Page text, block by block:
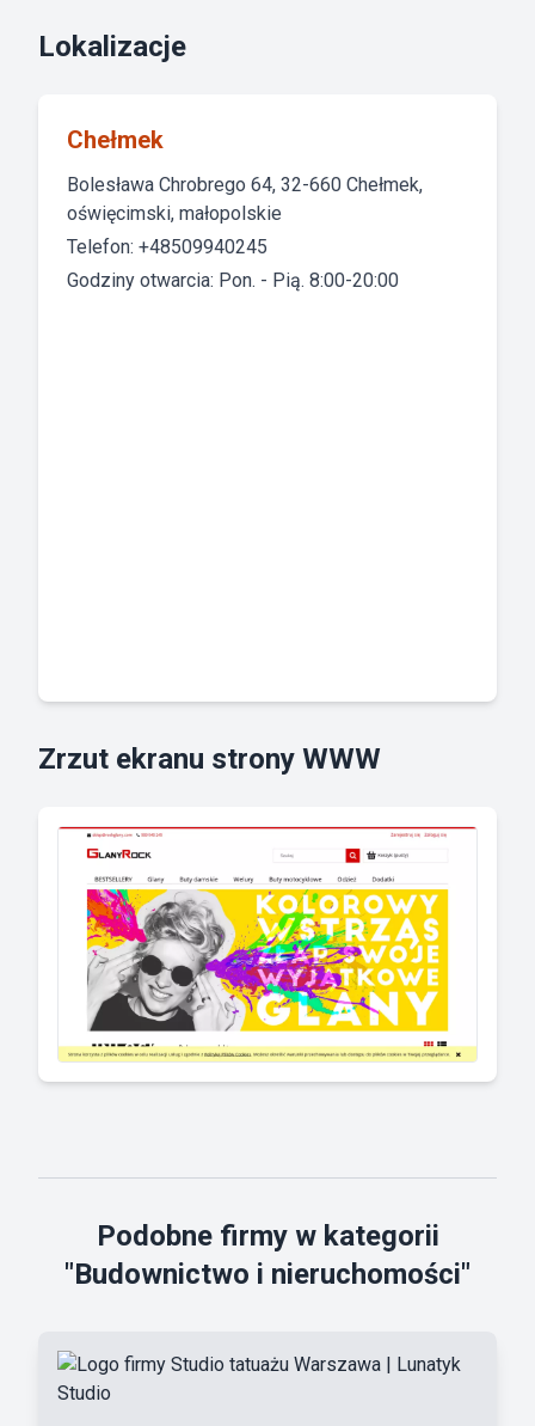
Lokalizacje
Chełmek
Bolesława Chrobrego 64, 32-660 Chełmek,
oświęcimski, małopolskie
Telefon: +48509940245
Godziny otwarcia: Pon. - Pią. 8:00-20:00
Zrzut ekranu strony WWW
Podobne firmy w kategorii
"Budownictwo i nieruchomości"